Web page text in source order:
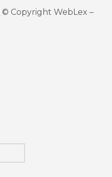
© Copyright WebLex –